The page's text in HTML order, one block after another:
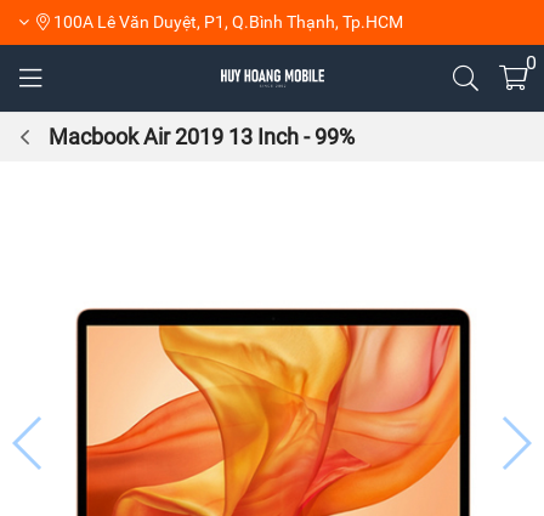
100A Lê Văn Duyệt, P1, Q.Bình Thạnh, Tp.HCM
0
Macbook Air 2019 13 Inch - 99%